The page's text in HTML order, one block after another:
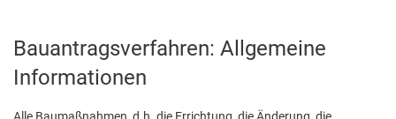
Steuern, Gebühren, Beiträge
Kita-Sozialarbeit
Bauanträge
Bauantragsverfahren: Allgemeine
Informationen